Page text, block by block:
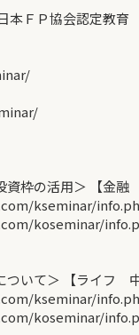
ＦＰ協会認定教育
枠の活用＞ 【金
kseminar/
koseminar/
いて＞ 【ライフ 中
kseminar/
koseminar/